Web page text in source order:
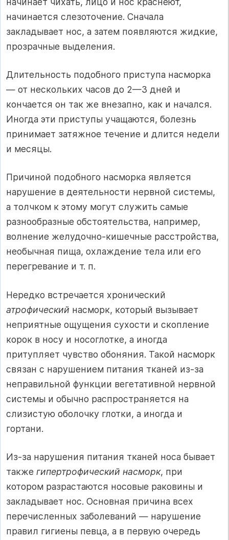
начинается слезоточение. Сначала
закладывает нос, а затем появляются жидкие,
прозрачные выделения.
Длительность подобного приступа насморка
— от нескольких часов до 2—3 дней и
кончается он так же внезапно, как и начался.
Иногда эти приступы учащаются, болезнь
принимает затяжное течение и длится недели
и месяцы.
Причиной подобного насморка является
нарушение в деятельности нервной системы,
а толчком к этому могут служить самые
разнообразные обстоятельства, например,
волнение желудочно-кишечные расстройства,
необычная пища, охлаждение тела или его
перегревание и т. п.
Нередко встречается хронический
атрофический насморк, который вызывает
неприятные ощущения сухости и скопление
корок в носу и носоглотке, а иногда
притупляет чувство обоняния. Такой насморк
связан с нарушением питания тканей из-за
неправильной функции вегетативной нервной
системы и обычно распространяется на
слизистую оболочку глотки, а иногда и
гортани.
Из-за нарушения питания тканей носа бывает
также гипертрофический насморк, при
котором разрастаются носовые раковины и
закладывает нос. Основная причина всех
перечисленных заболеваний — нарушение
правил гигиены певца, а в первую очередь